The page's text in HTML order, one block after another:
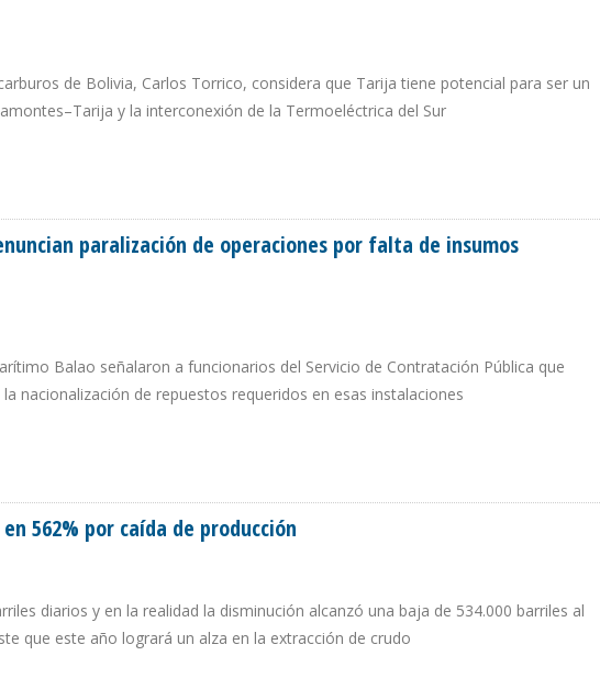
de Bolivia, Carlos Torrico, considera que Tarija tiene potencial para ser un
y la interconexión de la Termoeléctrica del Sur
paralización de operaciones por falta de insumos
Balao señalaron a funcionarios del Servicio de Contratación Pública que
nacionalización de repuestos requeridos en esas instalaciones
562% por caída de producción
diarios y en la realidad la disminución alcanzó una baja de 534.000 barriles al
que este año logrará un alza en la extracción de crudo